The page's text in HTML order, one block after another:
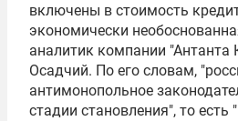
включены в стоимость
экономически
аналитик компании
Осадчий. По его словам,
антимонопольное
стадии становления", то есть